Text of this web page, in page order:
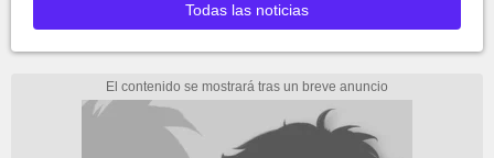
Todas las noticias